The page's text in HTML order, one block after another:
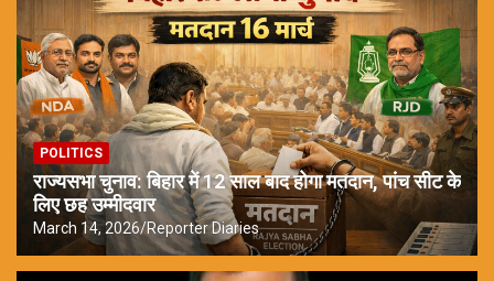
POLITICS
राज्यसभा चुनाव: बिहार में 12 साल बाद होगा मतदान, पांच सीट के
लिए छह उम्मीदवार
March 14, 2026 Reporter Diaries